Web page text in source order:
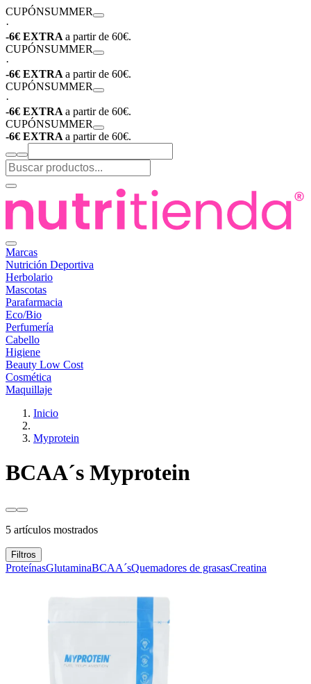
CUPÓNSUMMER
·
-6€ EXTRA a partir de 60€.
CUPÓNSUMMER
·
-6€ EXTRA a partir de 60€.
CUPÓNSUMMER
·
-6€ EXTRA a partir de 60€.
CUPÓNSUMMER
-6€ EXTRA a partir de 60€.
Marcas
Nutrición Deportiva
Herbolario
Mascotas
Parafarmacia
Eco/Bio
Perfumería
Cabello
Higiene
Beauty Low Cost
Cosmética
Maquillaje
Inicio
Myprotein
BCAA´s Myprotein
5 artículos mostrados
Filtros
ProteínasGlutaminaBCAA´sQuemadores de grasasCreatina